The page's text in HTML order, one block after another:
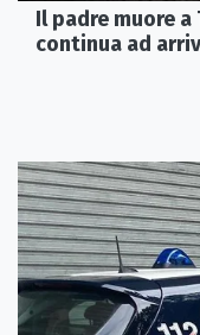
Il padre muore
continua ad